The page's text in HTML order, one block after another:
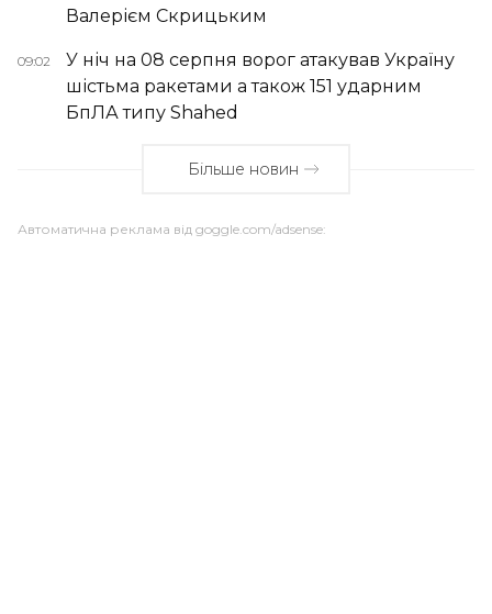
Валерієм Скрицьким
09:02
У ніч на 08 серпня ворог атакував Україну
шістьма ракетами а також 151 ударним
БпЛА типу Shahed
Більше новин
Автоматична реклама від goggle.com/adsense: